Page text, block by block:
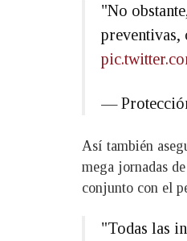
"No
preventivas,
—
Así también
mega jornadas
conjunto con el
"Todas las